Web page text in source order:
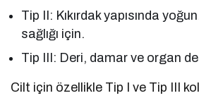
Tip II: Kıkırdak yapısında
sağlığı için.
Tip III: Deri, damar ve organ
Cilt için özellikle Tip I ve Tip III